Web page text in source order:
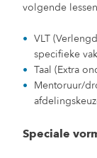
volgende
VLT
specifieke
Taal (Extra
Mentoruur/
Speciale